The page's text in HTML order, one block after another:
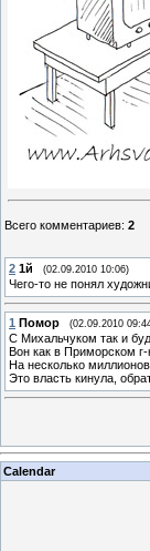
Всего комментариев: 2
2 1й (02.09.2010 10:06)
Чего-то не понял
1 Помор (02.09.2010
С Михальчуком так и
Вон как в Приморском г-
На несколько
Это власть кинула,
Calendar